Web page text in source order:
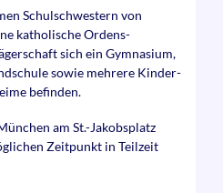
Schul­schwestern von
katholische Ordens­
sich ein Gymnasium,
sowie mehrere Kinder­
befinden.
am St.-Jakobsplatz
Zeitpunkt in Teilzeit